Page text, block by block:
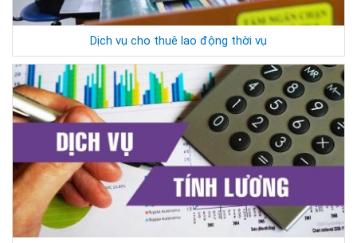
Dịch vụ cho thuê lao động thời vụ